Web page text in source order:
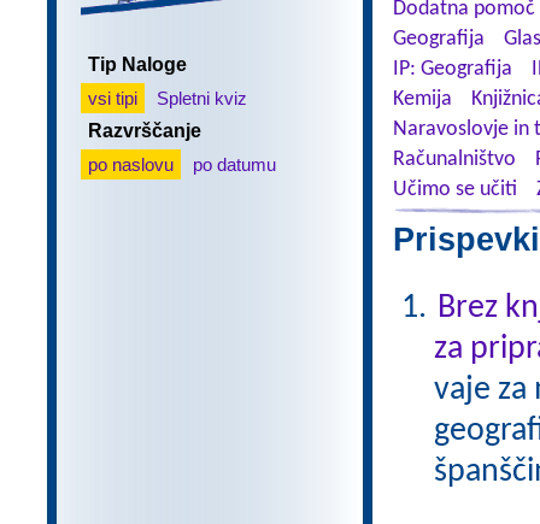
Tip Naloge
vsi tipi
Spletni kviz
Razvrščanje
po naslovu
po datumu
Dodatna
Geografija
IP: Geografija
Kemija
Naravoslovje in
Računalništvo
Učimo se učiti
Brez
za
vaje za